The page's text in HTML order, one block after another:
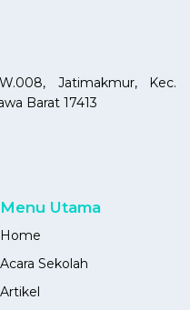
Jatimakmur, Kec.
Barat 17413
Menu Utama
Home
Acara Sekolah
Artikel